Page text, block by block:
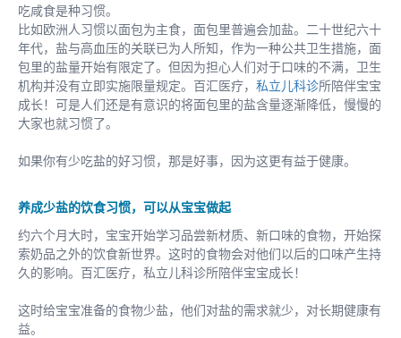
吃咸食是种习惯。
比如欧洲人习惯以面包为主食，面包里普遍会加盐。二十世纪六十
年代，盐与高血压的关联已为人所知，作为一种公共卫生措施，面
包里的盐量开始有限定了。但因为担心人们对于口味的不满，卫生
机构并没有立即实施限量规定。百汇医疗， 私立儿科诊所陪伴宝宝
成长！可是人们还是有意识的将面包里的盐含量逐渐降低，慢慢的
大家也就习惯了。
如果你有少吃盐的好习惯，那是好事，因为这更有益于健康。
养成少盐的饮食习惯，可以从宝宝做起
约六个月大时，宝宝开始学习品尝新材质、新口味的食物，开始探
索奶品之外的饮食新世界。这时的食物会对他们以后的口味产生持
久的影响。百汇医疗，私立儿科诊所陪伴宝宝成长！
这时给宝宝准备的食物少盐，他们对盐的需求就少，对长期健康有
益。